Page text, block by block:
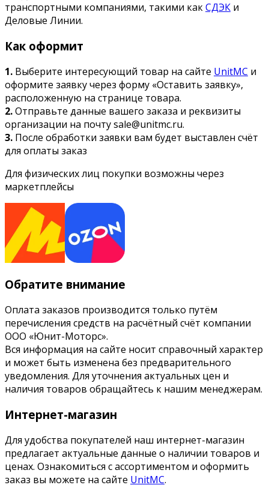
транспортными компаниями, такими какСДЭК и
Деловые Линии.
Как оформит
1. Выберите интересующий товар на сайте UnitMC и
оформите заявку через форму «Оставить заявку»,
расположенную на странице товара.
2.Отправьте данные вашего заказа и реквизиты
организации на почту sale@unitmc.ru.
3. После обработки заявки вам будет выставлен счёт
для оплаты заказ
Для физических лиц покупки возможны через
маркетплейсы
Обратите внимание
Оплата заказов производится только путём
перечисления средств на расчётный счёт компании
ООО «Юнит-Моторс».
Вся информация на сайте носит справочный характер
и может быть изменена без предварительного
уведомления. Для уточнения актуальных цен и
наличия товаров обращайтесь к нашим менеджерам.
Интернет-магазин
Для удобства покупателей наш интернет-магазин
предлагает актуальные данные о наличии товаров и
ценах. Ознакомиться с ассортиментом и оформить
заказ вы можете на сайте UnitMC.